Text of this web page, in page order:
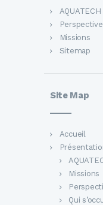
Missions
Sitemap
Site Map
Accueil
Missions
Qui